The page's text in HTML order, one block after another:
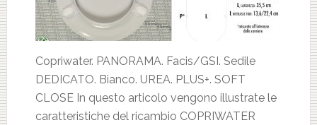
Copriwater. PANORAMA. Facis/GSI. Sedile
DEDICATO. Bianco. UREA. PLUS+. SOFT
CLOSE In questo articolo vengono illustrate le
caratteristiche del ricambio COPRIWATER